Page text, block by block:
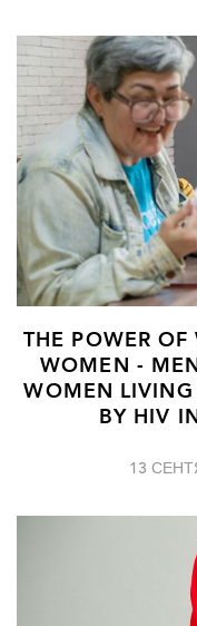
THE POWER
WOMEN -
WOMEN LIVING
BY HIV
13